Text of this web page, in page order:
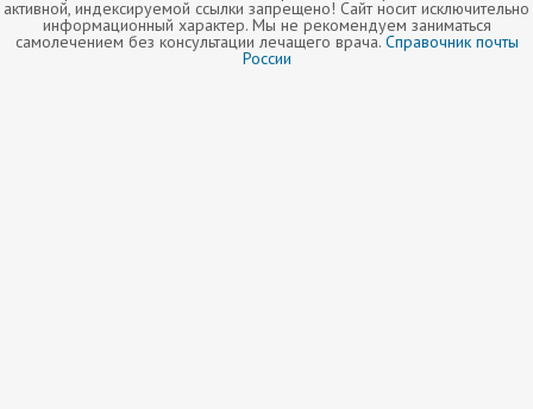
активной, индексируемой ссылки запрещено! Сайт носит исключительно
информационный характер. Мы не рекомендуем заниматься
самолечением без консультации лечащего врача.Справочник почты
России